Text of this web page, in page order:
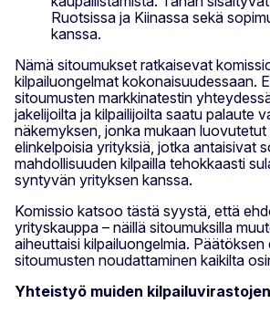
Ruotsissa ja Kiinassa sekä
kanssa.
Nämä sitoumukset ratkaisevat
kilpailuongelmat kokonaisuudessaan.
sitoumusten markkinatestin
jakelijoilta ja kilpailijoilta saatu palaute
näkemyksen, jonka mukaan
elinkelpoisia yrityksiä, jotka antaisivat
mahdollisuuden kilpailla tehokkaasti
syntyvän yrityksen kanssa.
Komissio katsoo tästä syystä, että
yrityskauppa – näillä sitoumuksilla
aiheuttaisi kilpailuongelmia.
sitoumusten noudattaminen kaikilta
Yhteistyö muiden